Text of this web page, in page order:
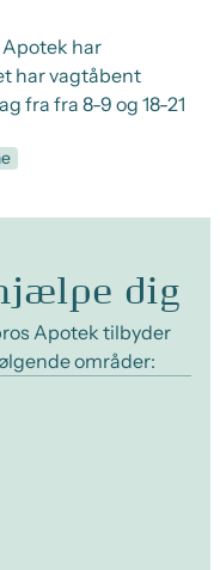
har
har vagtåbent
fra fra 8-9 og 18-21
dig
Apotek tilbyder
områder: